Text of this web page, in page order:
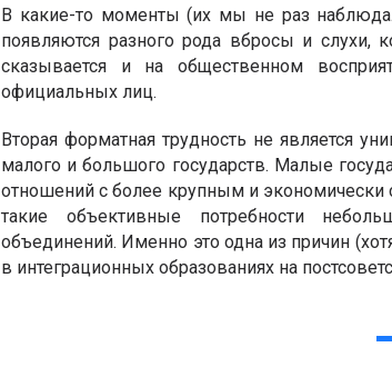
В какие-то моменты (их мы не раз
появляются разного рода вбросы и слухи,
сказывается и на общественном
официальных лиц.
Вторая форматная трудность не является
малого и большого государств. Малые
отношений с более крупным и экономически
такие объективные потребности
объединений. Именно это одна из причин
в интеграционных образованиях на